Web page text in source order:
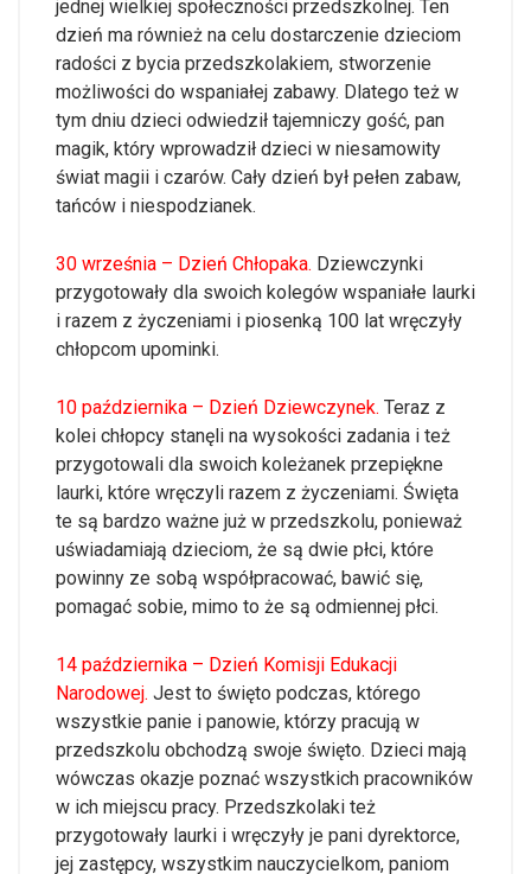
jednej wielkiej społeczności przedszkolnej. Ten
dzień ma również na celu dostarczenie dzieciom
radości z bycia przedszkolakiem, stworzenie
możliwości do wspaniałej zabawy. Dlatego też w
tym dniu dzieci odwiedził tajemniczy gość, pan
magik, który wprowadził dzieci w niesamowity
świat magii i czarów. Cały dzień był pełen zabaw,
tańców i niespodzianek.
30 września – Dzień Chłopaka. Dziewczynki
przygotowały dla swoich kolegów wspaniałe laurki
i razem z życzeniami i piosenką 100 lat wręczyły
chłopcom upominki.
10 października – Dzień Dziewczynek. Teraz z
kolei chłopcy stanęli na wysokości zadania i też
przygotowali dla swoich koleżanek przepiękne
laurki, które wręczyli razem z życzeniami. Święta
te są bardzo ważne już w przedszkolu, ponieważ
uświadamiają dzieciom, że są dwie płci, które
powinny ze sobą współpracować, bawić się,
pomagać sobie, mimo to że są odmiennej płci.
14 października – Dzień Komisji Edukacji
Narodowej. Jest to święto podczas, którego
wszystkie panie i panowie, którzy pracują w
przedszkolu obchodzą swoje święto. Dzieci mają
wówczas okazje poznać wszystkich pracowników
w ich miejscu pracy. Przedszkolaki też
przygotowały laurki i wręczyły je pani dyrektorce,
jej zastępcy, wszystkim nauczycielkom, paniom